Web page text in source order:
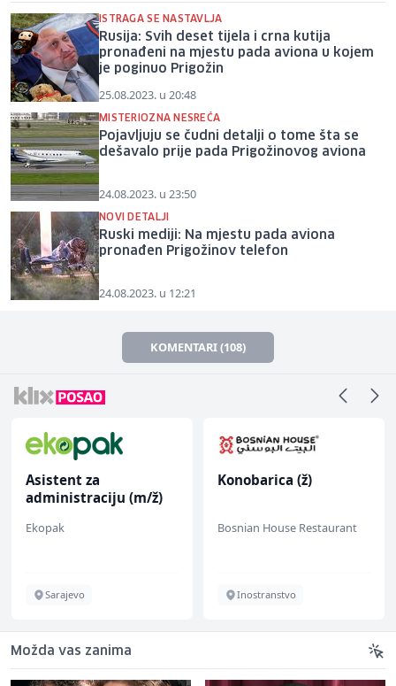
ISTRAGA SE NASTAVLJA
Rusija: Svih deset tijela i crna kutija
pronađeni na mjestu pada aviona u kojem
je poginuo Prigožin
25.08.2023. u 20:48
MISTERIOZNA NESREĆA
Pojavljuju se čudni detalji o tome šta se
dešavalo prije pada Prigožinovog aviona
24.08.2023. u 23:50
NOVI DETALJI
Ruski mediji: Na mjestu pada aviona
pronađen Prigožinov telefon
24.08.2023. u 12:21
KOMENTARI (108)
Asistent za
administraciju (m/ž)
Ekopak
Sarajevo
Konobarica (ž)
Bosnian House Restaurant
Inostranstvo
Možda vas zanima